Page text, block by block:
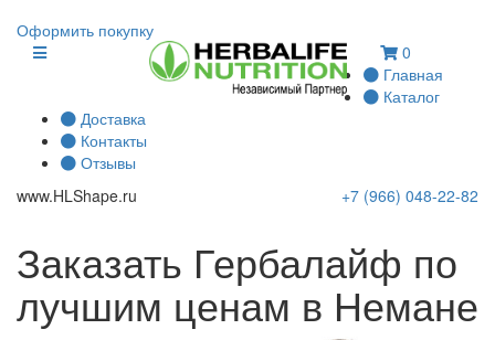
Оформить покупку
0
Главная
Каталог
Доставка
Контакты
Отзывы
www.HLShape.ru +7 (966) 048-22-82
Заказать Гербалайф по
лучшим ценам в Немане